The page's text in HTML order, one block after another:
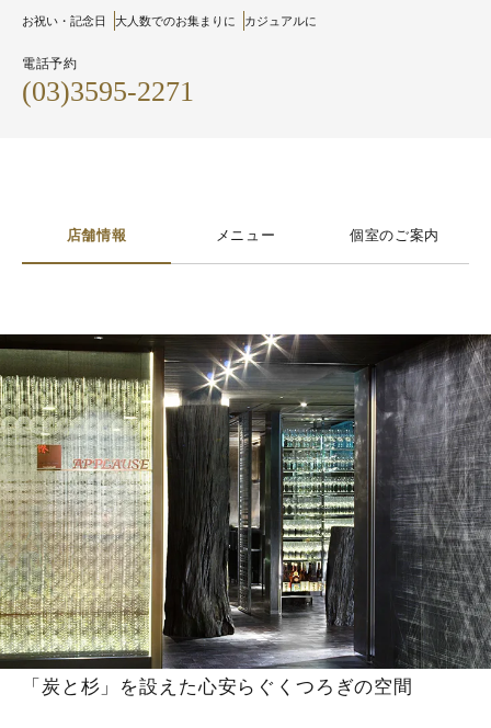
お祝い・記念日 大人数でのお集まりに カジュアルに
電話予約
(03)3595-2271
店舗情報 メニュー 個室のご案内
「炭と杉」を設えた心安らぐくつろぎの空間